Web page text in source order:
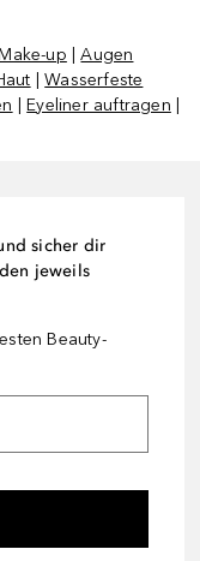
up |Augen
|Wasserfeste
|Eyeliner auftragen
sicher dir
jeweils
Beauty-